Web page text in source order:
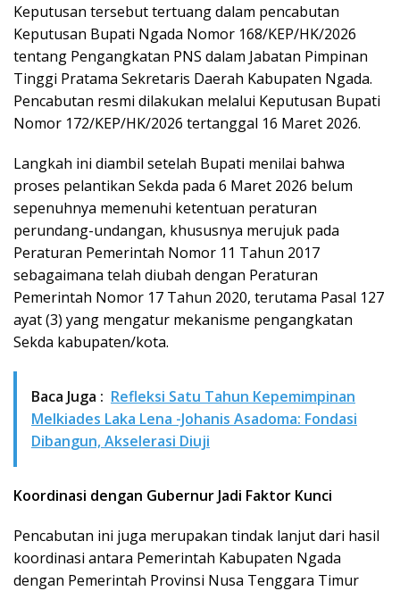
Keputusan tersebut tertuang dalam pencabutan
Keputusan Bupati Ngada Nomor 168/KEP/HK/2026
tentang Pengangkatan PNS dalam Jabatan Pimpinan
Tinggi Pratama Sekretaris Daerah Kabupaten Ngada.
Pencabutan resmi dilakukan melalui Keputusan Bupati
Nomor 172/KEP/HK/2026 tertanggal 16 Maret 2026.
Langkah ini diambil setelah Bupati menilai bahwa
proses pelantikan Sekda pada 6 Maret 2026 belum
sepenuhnya memenuhi ketentuan peraturan
perundang-undangan, khususnya merujuk pada
Peraturan Pemerintah Nomor 11 Tahun 2017
sebagaimana telah diubah dengan Peraturan
Pemerintah Nomor 17 Tahun 2020, terutama Pasal 127
ayat (3) yang mengatur mekanisme pengangkatan
Sekda kabupaten/kota.
Baca Juga : Refleksi Satu Tahun Kepemimpinan
Melkiades Laka Lena -Johanis Asadoma: Fondasi
Dibangun, Akselerasi Diuji
Koordinasi dengan Gubernur Jadi Faktor Kunci
Pencabutan ini juga merupakan tindak lanjut dari hasil
koordinasi antara Pemerintah Kabupaten Ngada
dengan Pemerintah Provinsi Nusa Tenggara Timur